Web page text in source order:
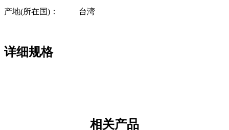
产地(所在国)： 台湾
详细规格
相关产品